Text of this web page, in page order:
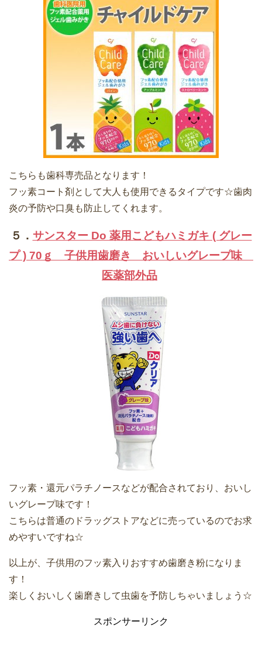
こちらも歯科専売品となります！
フッ素コート剤として大人も使用できるタイプです☆歯肉
炎の予防や口臭も防止してくれます。
５． サンスター Do 薬用こどもハミガキ ( グレー
プ ) 70ｇ 子供用歯磨き おいしいグレープ味
医薬部外品
フッ素・還元パラチノースなどが配合されており、おいし
いグレープ味です！
こちらは普通のドラッグストアなどに売っているのでお求
めやすいですね☆
以上が、子供用のフッ素入りおすすめ歯磨き粉になりま
す！
楽しくおいしく歯磨きして虫歯を予防しちゃいましょう☆
スポンサーリンク